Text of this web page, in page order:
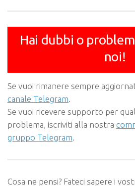
Hai dubbi o
noi!
Se vuoi rimanere sempre
canale Telegram.
Se vuoi ricevere supporto per
problema, iscriviti alla nostra
gruppo Telegram.
Cosa ne pensi? Fateci sapere i